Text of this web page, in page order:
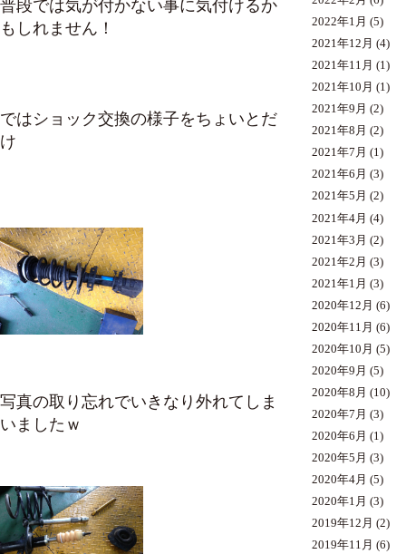
普段では気が付かない事に気付けるか
もしれません！
ではショック交換の様子をちょいとだ
け
写真の取り忘れでいきなり外れてしま
いましたｗ
2022年1月 (5)
2021年12月 (4)
2021年11月 (1)
2021年10月 (1)
2021年9月 (2)
2021年8月 (2)
2021年7月 (1)
2021年6月 (3)
2021年5月 (2)
2021年4月 (4)
2021年3月 (2)
2021年2月 (3)
2021年1月 (3)
2020年12月 (6)
2020年11月 (6)
2020年10月 (5)
2020年9月 (5)
2020年8月 (10)
2020年7月 (3)
2020年6月 (1)
2020年5月 (3)
2020年4月 (5)
2020年1月 (3)
2019年12月 (2)
2019年11月 (6)